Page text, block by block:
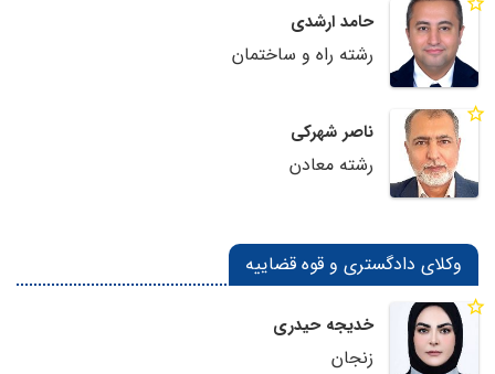
حامد ارشدی
رشته راه و ساختمان
ناصر شهرکی
رشته معادن
وکلای دادگستری و قوه قضاییه
خدیجه حیدری
زنجان